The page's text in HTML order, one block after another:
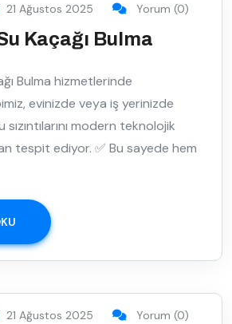
21 Ağustos 2025 Yorum (0)
Kaçağı Bulma
Bulma hizmetlerinde
evinizde veya iş yerinizde
modern teknolojik
tespit ediyor. ✅ Bu sayede hem
21 Ağustos 2025 Yorum (0)